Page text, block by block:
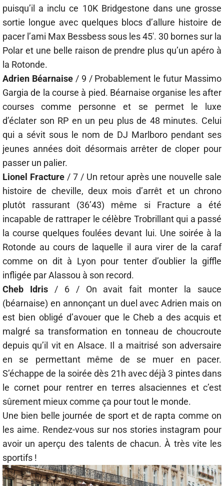
puisqu’il a inclu ce 10K Bridgestone dans une grosse
sortie longue avec quelques blocs d’allure histoire de
pacer l’ami Max Bessbess sous les 45′. 30 bornes sur la
Polar et une belle raison de prendre plus qu’un apéro à
la Rotonde.
Adrien Béarnaise/ 9 / Probablement le futur Massimo
Gargia de la course à pied. Béarnaise organise les after
courses comme personne et se permet le luxe
d’éclater son RP en un peu plus de 48 minutes. Celui
qui a sévit sous le nom de DJ Marlboro pendant ses
jeunes années doit désormais arrêter de cloper pour
passer un palier.
Lionel Fracture / 7 / Un retour après une nouvelle sale
histoire de cheville, deux mois d’arrêt et un chrono
plutôt rassurant (36’43) même si Fracture a été
incapable de rattraper le célèbre Trobrillant qui a passé
la course quelques foulées devant lui. Une soirée à la
Rotonde au cours de laquelle il aura virer de la caraf
comme on dit à Lyon pour tenter d’oublier la giffle
infligée par Alassou à son record.
Cheb Idris/ 6 / On avait fait monter la sauce
(béarnaise) en annonçant un duel avec Adrien mais on
est bien obligé d’avouer que le Cheb a des acquis et
malgré sa transformation en tonneau de choucroute
depuis qu’il vit en Alsace. Il a maitrisé son adversaire
en se permettant même de se muer en pacer.
S’échappe de la soirée dès 21h avec déjà 3 pintes dans
le cornet pour rentrer en terres alsaciennes et c’est
sûrement mieux comme ça pour tout le monde.
Une bien belle journée de sport et de rapta comme on
les aime. Rendez-vous sur nos stories instagram pour
avoir un aperçu des talents de chacun. À très vite les
sportifs !